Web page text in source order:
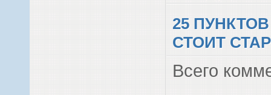
25
СТОИТ
Всего